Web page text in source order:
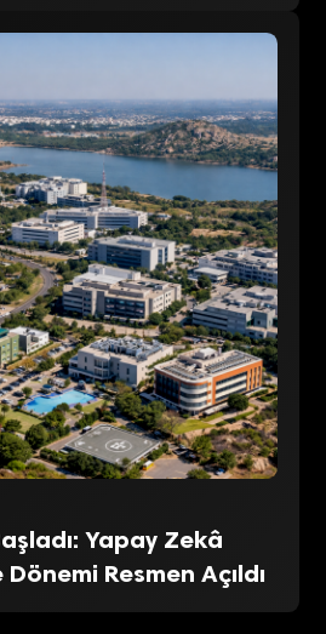
Yapay Zekâ
Resmen Açıldı